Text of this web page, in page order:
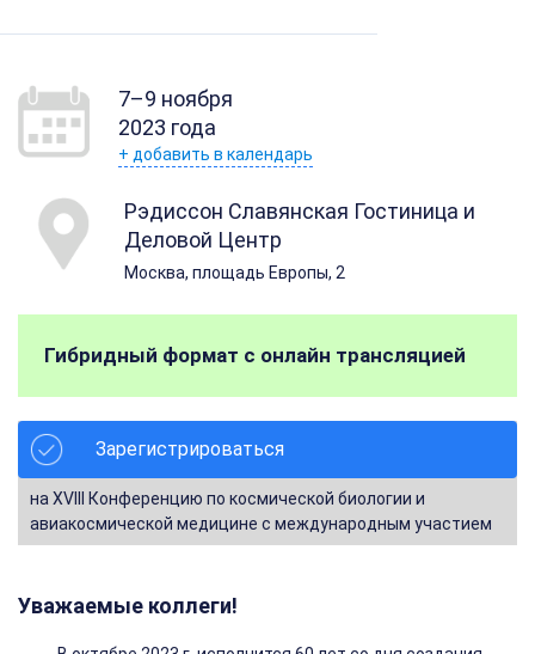
7–9 ноября
2023 года
+ добавить в календарь
Рэдиссон Славянская Гостиница и
Деловой Центр
Москва, площадь Европы, 2
Гибридный формат с онлайн трансляцией
Зарегистрироваться
на XVIII Конференцию по космической биологии и
авиакосмической медицине с международным участием
Уважаемые коллеги!